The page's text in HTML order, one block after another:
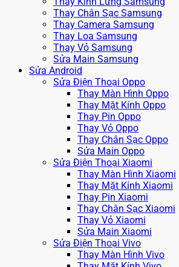
Thay Chân Sạc Samsung
Thay Camera Samsung
Thay Loa Samsung
Thay Vỏ Samsung
Sửa Main Samsung
Sửa Android
Sửa Điện Thoại Oppo
Thay Màn Hình Oppo
Thay Mặt Kính Oppo
Thay Pin Oppo
Thay Vỏ Oppo
Thay Chân Sạc Oppo
Sửa Main Oppo
Sửa Điện Thoại Xiaomi
Thay Màn Hình Xiaomi
Thay Mặt Kính Xiaomi
Thay Pin Xiaomi
Thay Chân Sạc Xiaomi
Thay Vỏ Xiaomi
Sửa Main Xiaomi
Sửa Điện Thoại Vivo
Thay Màn Hình Vivo